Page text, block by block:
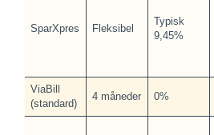
SparXpres Fleksibel
Typisk
9,45%
ViaBill
(standard)
4 måneder 0%